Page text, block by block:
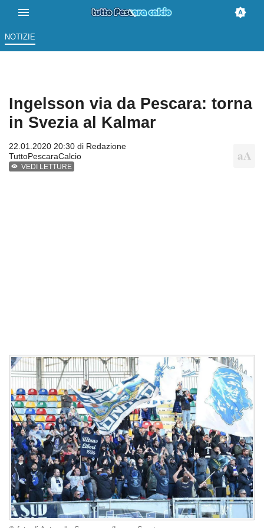
NOTIZIE
Ingelsson via da Pescara: torna
in Svezia al Kalmar
22.01.2020 20:30 di Redazione
TuttoPescaraCalcio
VEDI LETTURE